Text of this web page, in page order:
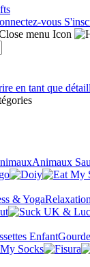
vous
en tant que
Animaux
& Yoga
Enfant